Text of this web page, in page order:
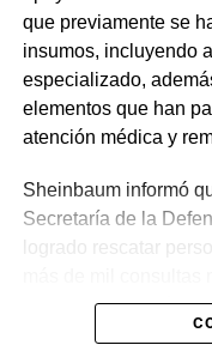
que previamente se
insumos, incluyendo
especializado,
elementos que han
atención médica y
Sheinbaum informó
Secretaría de la
logrado rescatar
plantas de energía y
estas acciones